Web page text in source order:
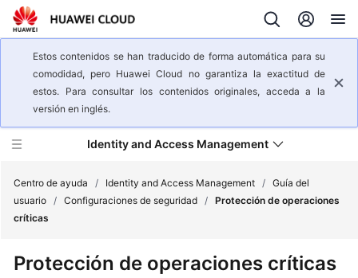
Estos contenidos se han traducido de forma automática para su
comodidad, pero Huawei Cloud no garantiza la exactitud de
estos. Para consultar los contenidos originales, acceda a la
versión en inglés.
Identity and Access Management
del
Centro de ayuda / Identity and Access Management / Guía del
usuario / Configuraciones de seguridad / Protección de operaciones
críticas
Protección de operaciones críticas